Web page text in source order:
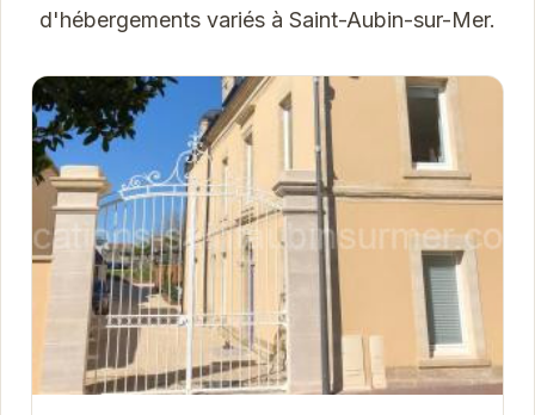
d'hébergements variés à Saint-Aubin-sur-Mer.